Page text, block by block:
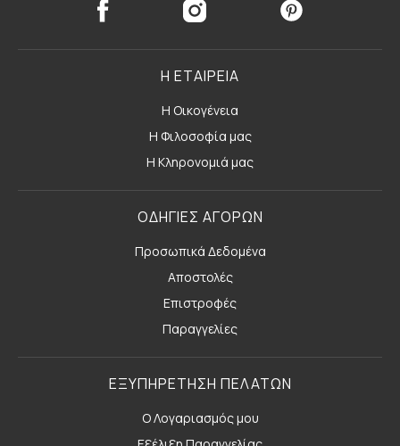
Η ΕΤΑΙΡΕΙΑ
Η Οικογένεια
Η Φιλοσοφία μας
Η Κληρονομιά μας
ΟΔΗΓΙΕΣ ΑΓΟΡΩΝ
Προσωπικά Δεδομένα
Αποστολές
Επιστροφές
Παραγγελίες
ΕΞΥΠΗΡΕΤΗΣΗ ΠΕΛΑΤΩΝ
Ο Λογαριασμός μου